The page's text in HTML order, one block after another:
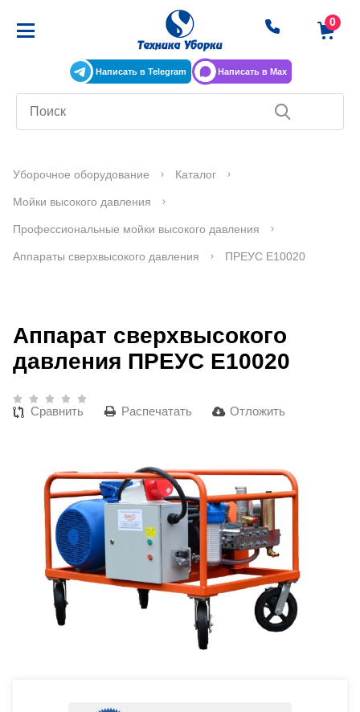
Написать в Telegram Написать в Max
Уборочное оборудование Каталог
Мойки высокого давления
Профессиональные мойки высокого давления
Аппараты сверхвысокого давления ПРЕУС Е10020
Аппарат сверхвысокого
давления ПРЕУС Е10020
Сравнить Распечатать Отложить